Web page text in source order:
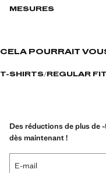
MESURES
CELA POURRAIT
T-SHIRTS REGULAR FIT
Des réductions de plus de
dès maintenant !
E-mail